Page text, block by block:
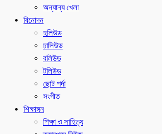
অন্যান্য খেলা
বিনোদন
হলিউড
ঢালিউড
বলিউড
টলিউড
ছোট পর্দা
সংগীত
শিক্ষাঙ্গন
শিক্ষা ও সাহিত্য